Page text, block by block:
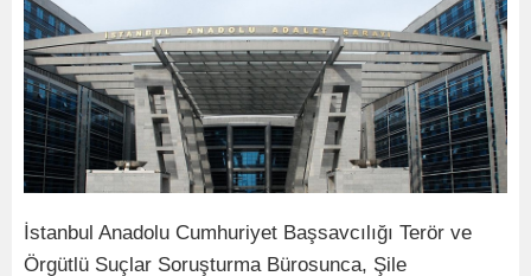
İstanbul Anadolu Cumhuriyet Başsavcılığı Terör ve
Örgütlü Suçlar Soruşturma Bürosunca, Şile